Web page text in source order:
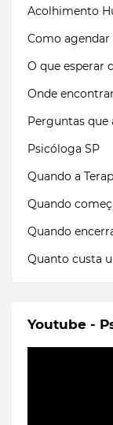
Acolhimento
Como
O que esperar
Onde
Perguntas que
Psicóloga SP
Quando a
Quando
Quando
Quanto custa
Youtube -